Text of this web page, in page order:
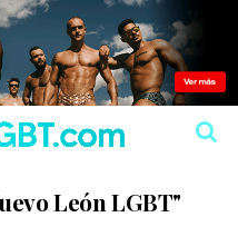
León LGBT"